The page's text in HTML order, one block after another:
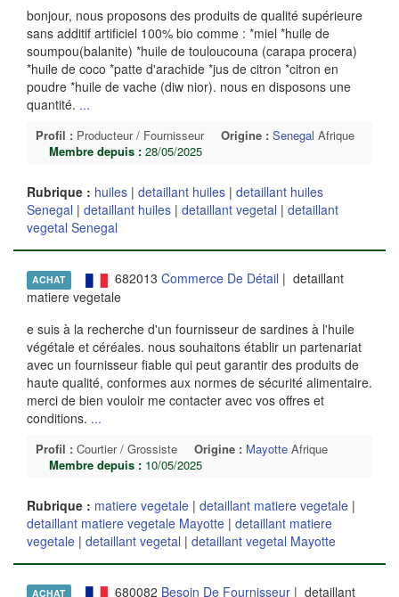
bonjour, nous proposons des produits de qualité supérieure
sans additif artificiel 100% bio comme : *miel *huile de
soumpou(balanite) *huile de touloucouna (carapa procera)
*huile de coco *patte d'arachide *jus de citron *citron en
poudre *huile de vache (diw nior). nous en disposons une
quantité. ...
Profil : Producteur / Fournisseur Origine : Senegal Afrique
Membre depuis : 28/05/2025
Rubrique : huiles | detaillant huiles | detaillant huiles
Senegal | detaillant huiles | detaillant vegetal | detaillant
vegetal Senegal
ACHAT 682013 Commerce De Détail | detaillant
matiere vegetale
e suis à la recherche d'un fournisseur de sardines à l'huile
végétale et céréales. nous souhaitons établir un partenariat
avec un fournisseur fiable qui peut garantir des produits de
haute qualité, conformes aux normes de sécurité alimentaire.
merci de bien vouloir me contacter avec vos offres et
conditions. ...
Profil : Courtier / Grossiste Origine : Mayotte Afrique
Membre depuis : 10/05/2025
Rubrique : matiere vegetale | detaillant matiere vegetale |
detaillant matiere vegetale Mayotte | detaillant matiere
vegetale | detaillant vegetal | detaillant vegetal Mayotte
ACHAT 680082 Besoin De Fournisseur| detaillant